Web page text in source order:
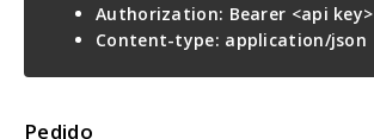
Authorization: Bearer <api key>
Content-type: application/json
Pedido